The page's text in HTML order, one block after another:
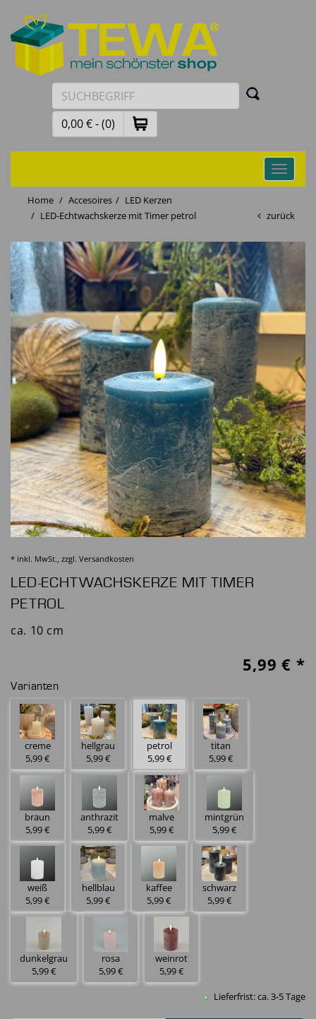
0,00 € - (0)
Toggle
Home
Accesoires
LED Kerzen
LED-Echtwachskerze mit Timer petrol
zurück
* inkl. MwSt., zzgl. Versandkosten
LED-ECHTWACHSKERZE MIT TIMER
PETROL
ca. 10 cm
5,99 € *
Varianten
creme
5,99 €
hellgrau
5,99 €
petrol
5,99 €
titan
5,99 €
braun
5,99 €
anthrazit
5,99 €
malve
5,99 €
mintgrün
5,99 €
weiß
5,99 €
hellblau
5,99 €
kaffee
5,99 €
schwarz
5,99 €
dunkelgrau
5,99 €
rosa
5,99 €
weinrot
5,99 €
Lieferfrist: ca. 3-5 Tage